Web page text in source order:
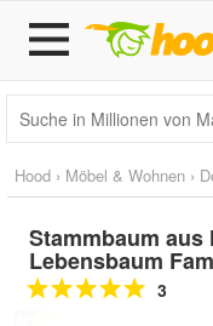
Hood › Möbel & Wohnen ›
Stammbaum aus
Lebensbaum
3